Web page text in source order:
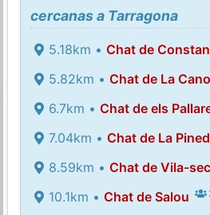
cercanas a Tarragona
5.18km • Chat de
5.82km • Chat de La
6.7km • Chat de els
7.04km • Chat de La
8.59km • Chat de Vila-
10.1km • Chat de Salou